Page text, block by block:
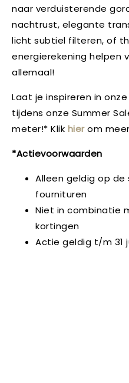
naar verduisterende
nachtrust, elegante
licht subtiel filteren, of
energierekening helpen
allemaal!
Laat je inspireren in
tijdens onze Summer
meter!* Klik hierom
*Actievoorwaarden
Alleen geldig op
fournituren
Niet in combinatie
kortingen
Actie geldig t/m 31